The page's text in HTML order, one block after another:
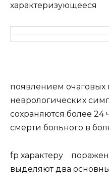
появлением
неврологических
сохраняются более 24
смерти больного в
fp характеру
выделяют два